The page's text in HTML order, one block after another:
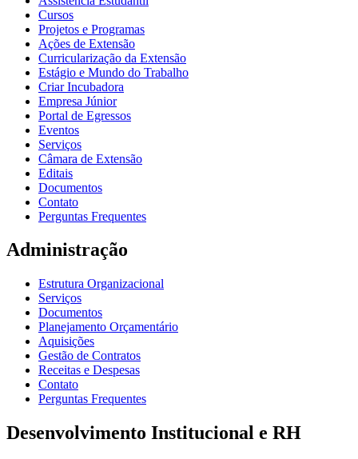
Cursos
Projetos e Programas
Ações de Extensão
Curricularização da Extensão
Estágio e Mundo do Trabalho
Criar Incubadora
Empresa Júnior
Portal de Egressos
Eventos
Serviços
Câmara de Extensão
Editais
Documentos
Contato
Perguntas Frequentes
Administração
Estrutura Organizacional
Serviços
Documentos
Planejamento Orçamentário
Aquisições
Gestão de Contratos
Receitas e Despesas
Contato
Perguntas Frequentes
Desenvolvimento Institucional e RH